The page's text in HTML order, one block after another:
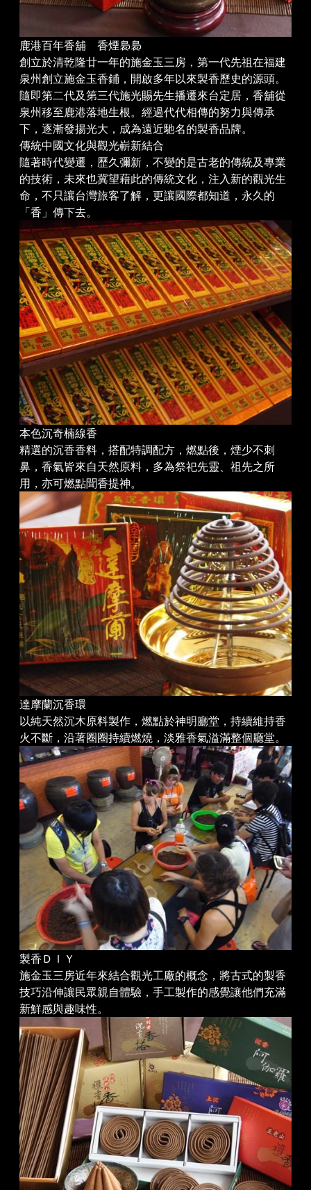
鹿港百年香舖 香煙裊裊
創立於清乾隆廿一年的施金玉三房，第一代先祖在福建
泉州創立施金玉香鋪，開啟多年以來製香歷史的源頭。
隨即第二代及第三代施光賜先生播遷來台定居，香舖從
泉州移至鹿港落地生根。經過代代相傳的努力與傳承
下，逐漸發揚光大，成為遠近馳名的製香品牌。
傳統中國文化與觀光嶄新結合
隨著時代變遷，歷久彌新，不變的是古老的傳統及專業
的技術，未來也冀望藉此的傳統文化，注入新的觀光生
命，不只讓台灣旅客了解，更讓國際都知道，永久的
「香」傳下去。
本色沉奇楠線香
精選的沉香香料，搭配特調配方，燃點後，煙少不刺
鼻，香氣皆來自天然原料，多為祭祀先靈、祖先之所
用，亦可燃點聞香提神。
達摩蘭沉香環
以純天然沉木原料製作，燃點於神明廳堂，持續維持香
火不斷，沿著圈圈持續燃燒，淡雅香氣溢滿整個廳堂。
製香ＤＩＹ
施金玉三房近年來結合觀光工廠的概念，將古式的製香
技巧沿伸讓民眾親自體驗，手工製作的感覺讓他們充滿
新鮮感與趣味性。